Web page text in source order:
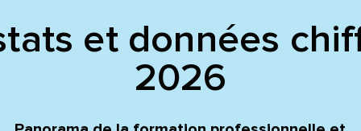
et données
2026